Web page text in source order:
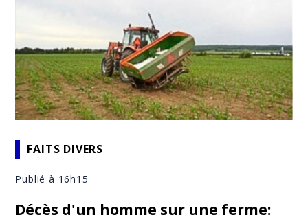
FAITS DIVERS
Publié à 16h15
Décès d'un homme sur une ferme: